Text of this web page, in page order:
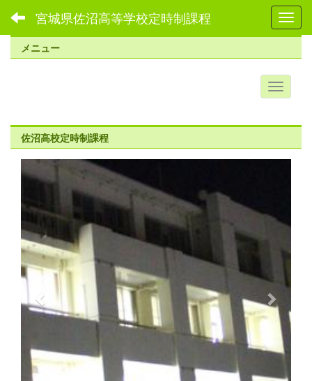
宮城県佐沼高等学校定時制課程
メニュー
佐沼高校定時制課程
r
e
v
i
o
s